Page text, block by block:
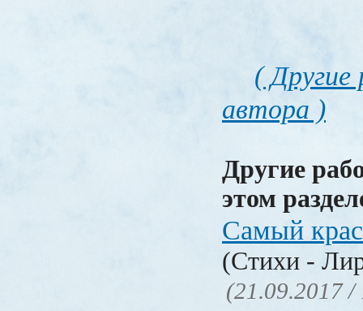
(
автора )
Другие
этом
Самый
(Стихи -
(21.09.2017 /